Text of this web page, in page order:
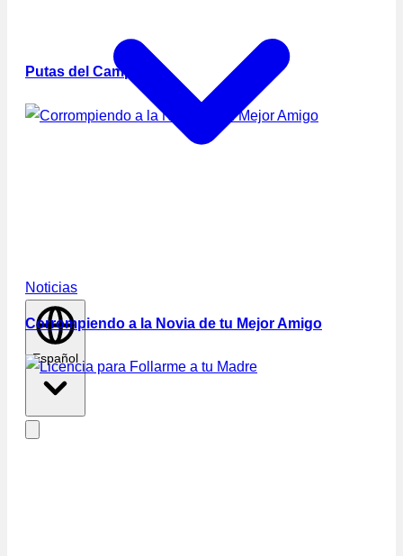
Noticias
Español
Putas del Campo
Corrompiendo a la Novia de tu Mejor Amigo